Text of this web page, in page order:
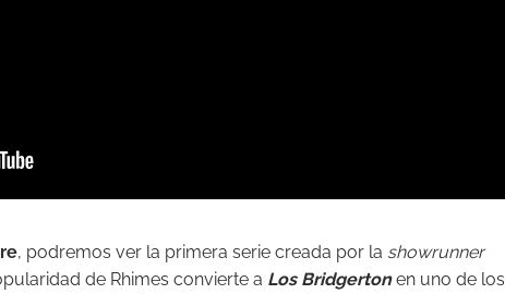
, podremos ver la primera serie creada por la showrunner
de Rhimes convierte a Los Bridgertonen uno de los